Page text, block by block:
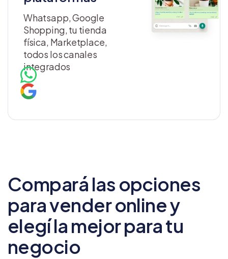
Whatsapp, Google
Shopping, tu tienda
física, Marketplace,
todos los canales
integrados
Compará las opciones
para vender onliney
elegí la mejor para tu
negocio